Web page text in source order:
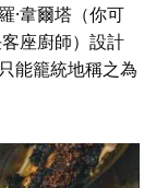
·韋爾塔（你可
座廚師）設計
能籠統地稱之為